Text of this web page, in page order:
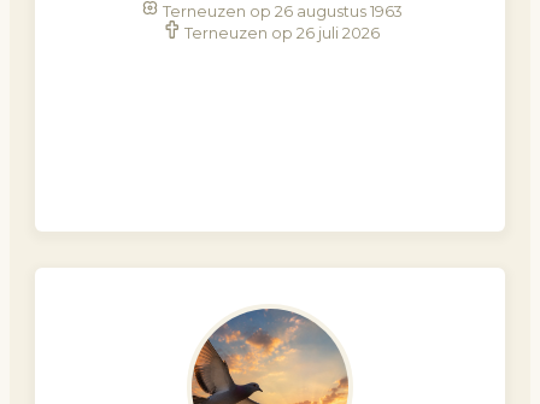
Terneuzen op 26 augustus 1963
Terneuzen op 26 juli 2026